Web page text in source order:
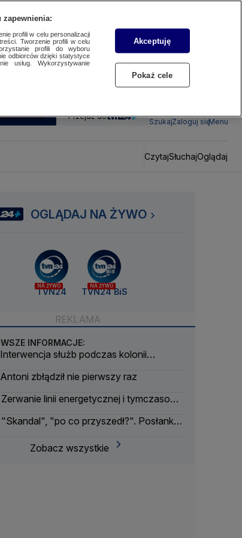
Przejdź do
SzukajZaloguj sięMenu
CzytajSłuchajOglądaj
OGLĄDAJ NA ŻYWO
NA ŻYWO
TVN24
NA ŻYWO
TVN24 BiS
INFORMACJE:
Interwencja służb podczas kolonii
Antoni zbłądził nie pierwszy raz
Zerwanie linii energetycznej i tymczasowa
"Skandal", "po co przyszedł?". Posłanka
Zobacz wszystkie
zapewnienia:
profili w celu personalizacji
Tworzenie profili w celu
profili do wyboru
odbiorców dzięki statystyce
usług. Wykorzystywanie
Akceptuję
Pokaż cele